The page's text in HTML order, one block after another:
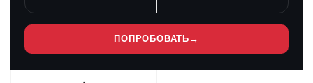
ПОПРОБОВАТЬ →